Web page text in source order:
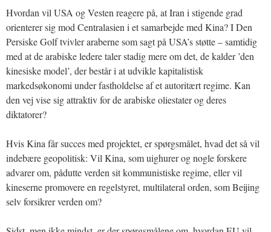
Hvordan vil USA og Vesten reagere på, at Iran i stigende grad
orienterer sig mod Centralasien i et samarbejde med Kina? I Den
Persiske Golf tvivler araberne som sagt på USA’s støtte – samtidig
med at de arabiske ledere taler stadig mere om det, de kalder ’den
kinesiske model’, der består i at udvikle kapitalistisk
markedsøkonomi under fastholdelse af et autoritært regime. Kan
den vej vise sig attraktiv for de arabiske oliestater og deres
diktatorer?
Hvis Kina får succes med projektet, er spørgsmålet, hvad det så vil
indebære geopolitisk: Vil Kina, som uighurer og nogle forskere
advarer om, pådutte verden sit kommunistiske regime, eller vil
kineserne promovere en regelstyret, multilateral orden, som Beijing
selv forsikrer verden om?